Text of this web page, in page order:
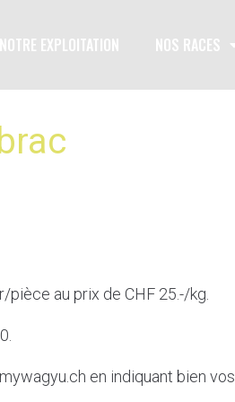
NOTRE EXPLOITATION NOS RACES
au prix de CHF 25.-/kg.
en indiquant bien vos